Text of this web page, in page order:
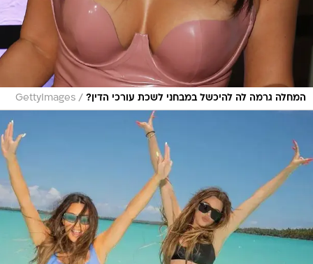
המחלה גרמה לה להיכשל במבחני לשכת עורכי הדין? /
GettyImages